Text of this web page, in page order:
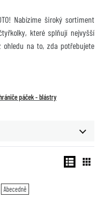
Nabízíme široký sortiment
které splňují nejvyšší
na to, zda potřebujete
páček - blástry
Abecedně